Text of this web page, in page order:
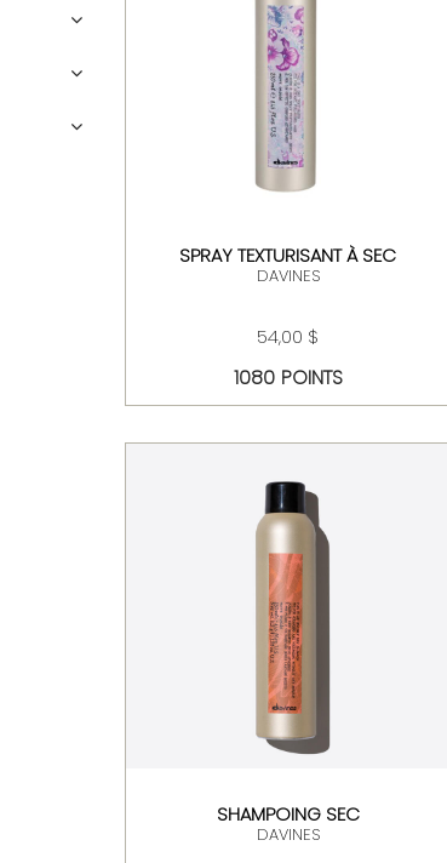
SPRAY TEXTURISANT À SEC
DAVINES
54,00 $
1080 POINTS
SHAMPOING SEC
DAVINES